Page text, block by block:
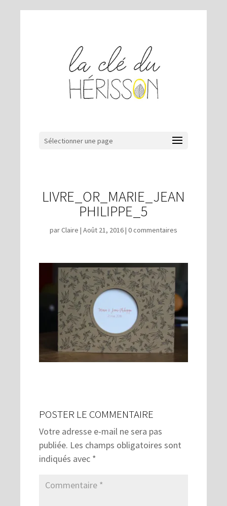
Sélectionner une page
LIVRE_OR_MARIE_JEAN
PHILIPPE_5
parClaire | Août 21, 2016| 0 commentaires
POSTER LE COMMENTAIRE
Votre adresse e-mail ne sera pas
publiée. Les champs obligatoires sont
indiqués avec *